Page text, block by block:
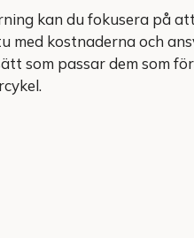
kan du fokusera på
kostnaderna och
som passar dem som